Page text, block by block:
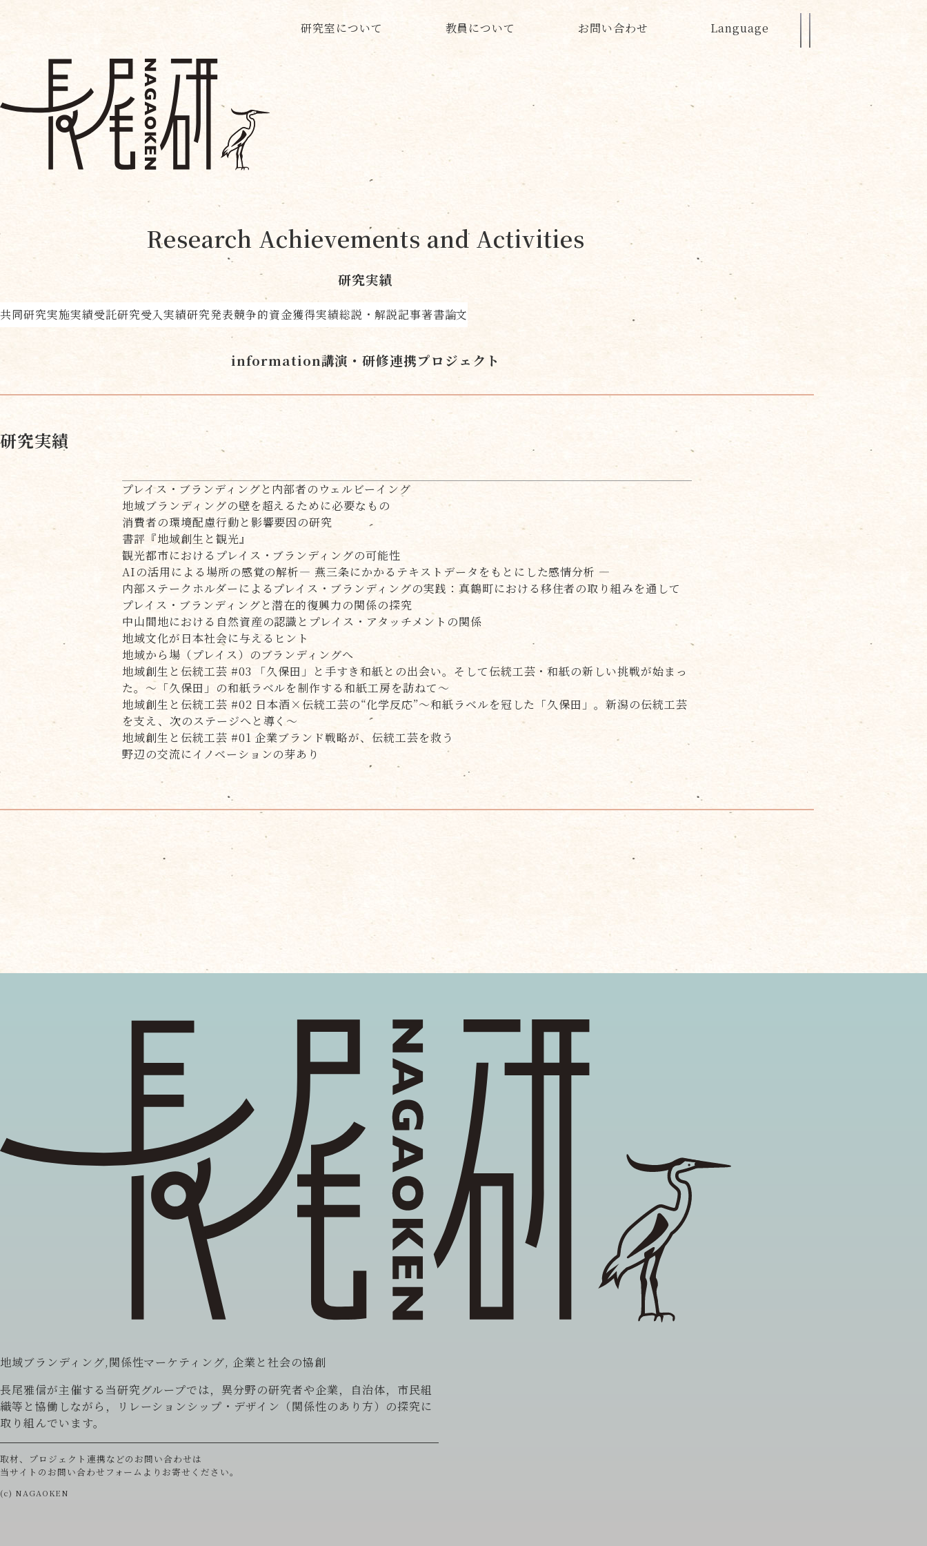
研究室について 教員について お問い合わせ Language
Research Achievements and Activities
研究実績
共同研究実施実績受託研究受入実績研究発表競争的資金獲得実績総説・解説記事著書論文
information講演・研修連携プロジェクト
研究実績
プレイス・ブランディングと内部者のウェルビーイング
地域ブランディングの壁を超えるために必要なもの
消費者の環境配慮行動と影響要因の研究
書評『地域創生と観光』
観光都市におけるプレイス・ブランディングの可能性
AIの活用による場所の感覚の解析― 燕三条にかかるテキストデータをもとにした感情分析 ―
内部ステークホルダーによるプレイス・ブランディングの実践：真鶴町における移住者の取り組みを通して
プレイス・ブランディングと潜在的復興力の関係の探究
中山間地における自然資産の認識とプレイス・アタッチメントの関係
地域文化が日本社会に与えるヒント
地域から場（プレイス）のブランディングへ
地域創生と伝統工芸 #03 「久保田」と手すき和紙との出会い。そして伝統工芸・和紙の新しい挑戦が始まっ
た。～「久保田」の和紙ラベルを制作する和紙工房を訪ねて～
地域創生と伝統工芸 #02 日本酒×伝統工芸の“化学反応”～和紙ラベルを冠した「久保田」。新潟の伝統工芸
を支え、次のステージへと導く～
地域創生と伝統工芸 #01 企業ブランド戦略が、伝統工芸を救う
野辺の交流にイノベーションの芽あり
地域ブランディング,関係性マーケティング, 企業と社会の協創
長尾雅信が主催する当研究グループでは，異分野の研究者や企業，自治体，市民組
織等と協働しながら，リレーションシップ・デザイン（関係性のあり方）の探究に
取り組んでいます。
取材、プロジェクト連携などのお問い合わせは
当サイトの お問い合わせフォーム よりお寄せください。
(c) NAGAOKEN